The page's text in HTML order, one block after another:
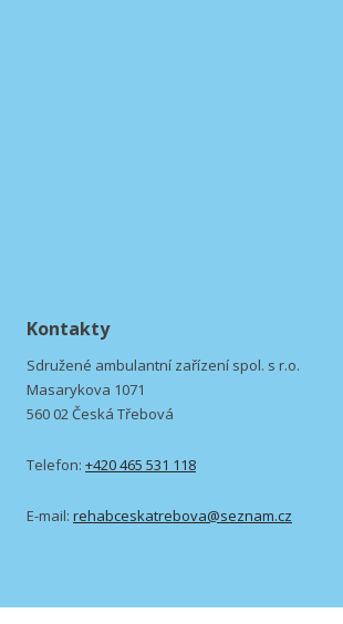
Kontakty
Sdružené ambulantní zařízení spol. s r.o.
Masarykova 1071
560 02 Česká Třebová
Telefon: +420 465 531 118
E-mail: rehabceskatrebova@seznam.cz